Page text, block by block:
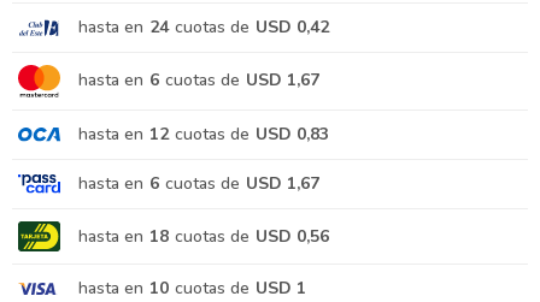
hasta en 24 cuotas de USD 0,42
hasta en 6 cuotas de USD 1,67
hasta en 12 cuotas de USD 0,83
hasta en 6 cuotas de USD 1,67
hasta en 18 cuotas de USD 0,56
hasta en 10 cuotas de USD 1